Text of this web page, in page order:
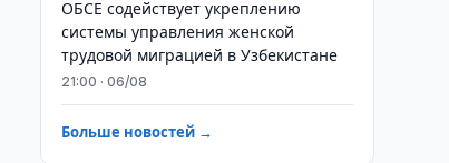
ОБСЕ содействует укреплению
системы управления женской
трудовой миграцией в Узбекистане
21:00 · 06/08
Больше новостей →